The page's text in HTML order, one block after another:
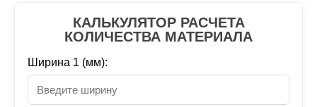
КАЛЬКУЛЯТОР РАСЧЕТА
КОЛИЧЕСТВА МАТЕРИАЛА
Ширина 1 (мм):